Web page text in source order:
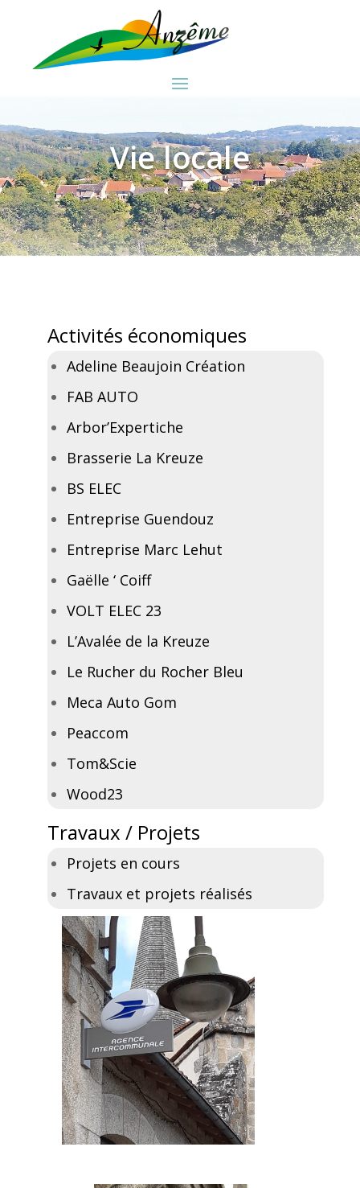
Vie locale
Activités économiques
Adeline Beaujoin Création
FAB AUTO
Arbor’Expertiche
Brasserie La Kreuze
BS ELEC
Entreprise Guendouz
Entreprise Marc Lehut
Gaëlle ‘ Coiff
VOLT ELEC 23
L’Avalée de la Kreuze
Le Rucher du Rocher Bleu
Meca Auto Gom
Peaccom
Tom&Scie
Wood23
Travaux / Projets
Projets en cours
Travaux et projets réalisés